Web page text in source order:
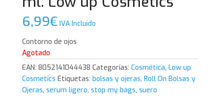
6,99€ IVA Incluido
Contorno de ojos
Agotado
EAN: 8052141044438 Categorías: Cosmética, Low up
Cosmetics Etiquetas: bolsas y ojeras, Roll On Bolsas y
Ojeras, serum ligero, stop my bags, suero